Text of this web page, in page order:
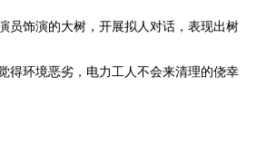
员饰演的大树，开展拟人对话，表现出树
得环境恶劣，电力工人不会来清理的侥幸